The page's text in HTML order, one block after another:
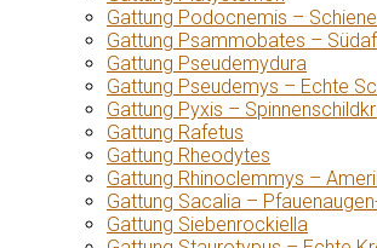
Gattung Podocnemis –
Gattung Psammobates –
Gattung Pseudemydura
Gattung Pseudemys – Echte
Gattung Pyxis –
Gattung Rafetus
Gattung Rheodytes
Gattung Rhinoclemmys –
Gattung Sacalia –
Gattung Siebenrockiella